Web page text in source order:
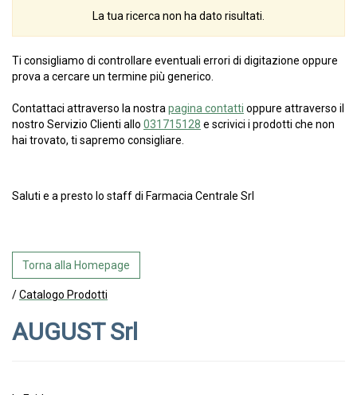
La tua ricerca non ha dato risultati.
Ti consigliamo di controllare eventuali errori di digitazione oppure
prova a cercare un termine più generico.
Contattaci attraverso la nostra pagina contatti oppure attraverso il
nostro Servizio Clienti allo 031715128 e scrivici i prodotti che non
hai trovato, ti sapremo consigliare.
Saluti e a presto lo staff di Farmacia Centrale Srl
Torna alla Homepage
/Catalogo Prodotti
AUGUST Srl